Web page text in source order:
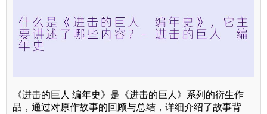
《进击的巨人 编年史》是《进击的巨人》系列的衍生作
品，通过对原作故事的回顾与总结，详细介绍了故事背